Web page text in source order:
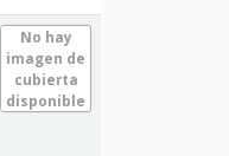
No hay
imagen de
cubierta
disponible